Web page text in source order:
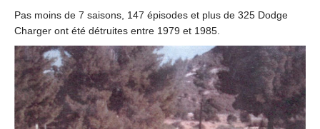
Pas moins de 7 saisons, 147 épisodes et plus de 325 Dodge
Charger ont été détruites entre 1979 et 1985.